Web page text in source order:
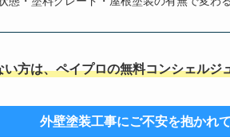
方は、ペイプロの無料コンシェルジ
外壁塗装工事にご不安を抱かれ